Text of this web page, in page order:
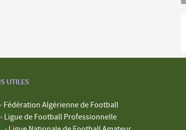
UTILES
- Fédération Algérienne de Football
- Ligue de Football Professionnelle